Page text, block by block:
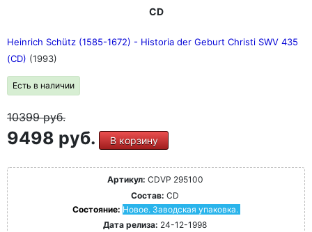
CD
Heinrich Schütz (1585-1672) - Historia der Geburt Christi SWV 435
(CD) (1993)
Есть в наличии
10399руб.
9498 руб. В корзину
Артикул: CDVP 295100
Состав: CD
Состояние: Новое. Заводская упаковка.
Дата релиза: 24-12-1998